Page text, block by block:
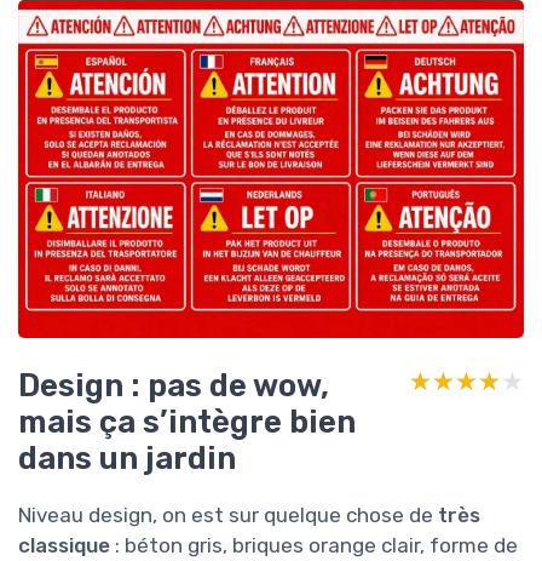
Design : pas de wow,
mais ça s’intègre bien
dans un jardin
★★★★★
★★★★★
Niveau design, on est sur quelque chose de très
classique : béton gris, briques orange clair, forme de